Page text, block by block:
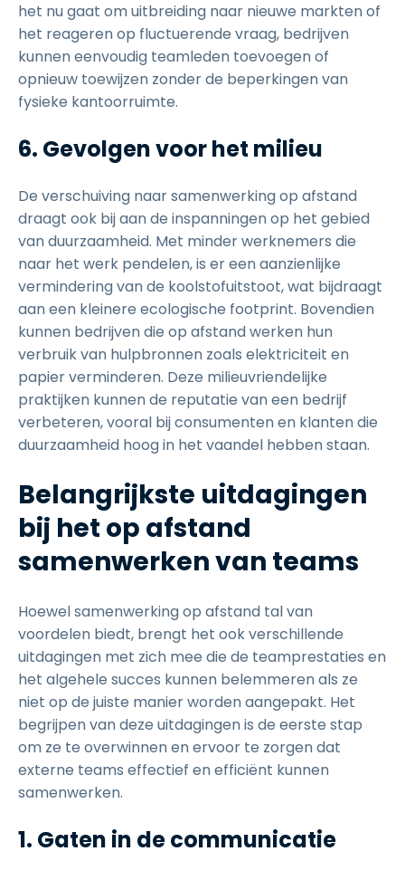
het nu gaat om uitbreiding naar nieuwe markten of
het reageren op fluctuerende vraag, bedrijven
kunnen eenvoudig teamleden toevoegen of
opnieuw toewijzen zonder de beperkingen van
fysieke kantoorruimte.
6. Gevolgen voor het milieu
De verschuiving naar samenwerking op afstand
draagt ook bij aan de inspanningen op het gebied
van duurzaamheid. Met minder werknemers die
naar het werk pendelen, is er een aanzienlijke
vermindering van de koolstofuitstoot, wat bijdraagt
aan een kleinere ecologische footprint. Bovendien
kunnen bedrijven die op afstand werken hun
verbruik van hulpbronnen zoals elektriciteit en
papier verminderen. Deze milieuvriendelijke
praktijken kunnen de reputatie van een bedrijf
verbeteren, vooral bij consumenten en klanten die
duurzaamheid hoog in het vaandel hebben staan.
Belangrijkste uitdagingen
bij het op afstand
samenwerken van teams
Hoewel samenwerking op afstand tal van
voordelen biedt, brengt het ook verschillende
uitdagingen met zich mee die de teamprestaties en
het algehele succes kunnen belemmeren als ze
niet op de juiste manier worden aangepakt. Het
begrijpen van deze uitdagingen is de eerste stap
om ze te overwinnen en ervoor te zorgen dat
externe teams effectief en efficiënt kunnen
samenwerken.
1. Gaten in de communicatie